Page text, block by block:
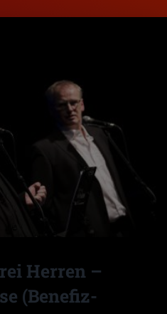
Herren –
(Benefiz-